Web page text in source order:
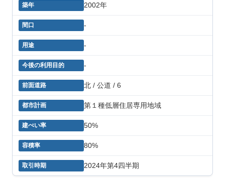
2002年
-
-
-
北 / 公道 / 6
第１種低層住居専用地域
50%
80%
2024年第4四半期